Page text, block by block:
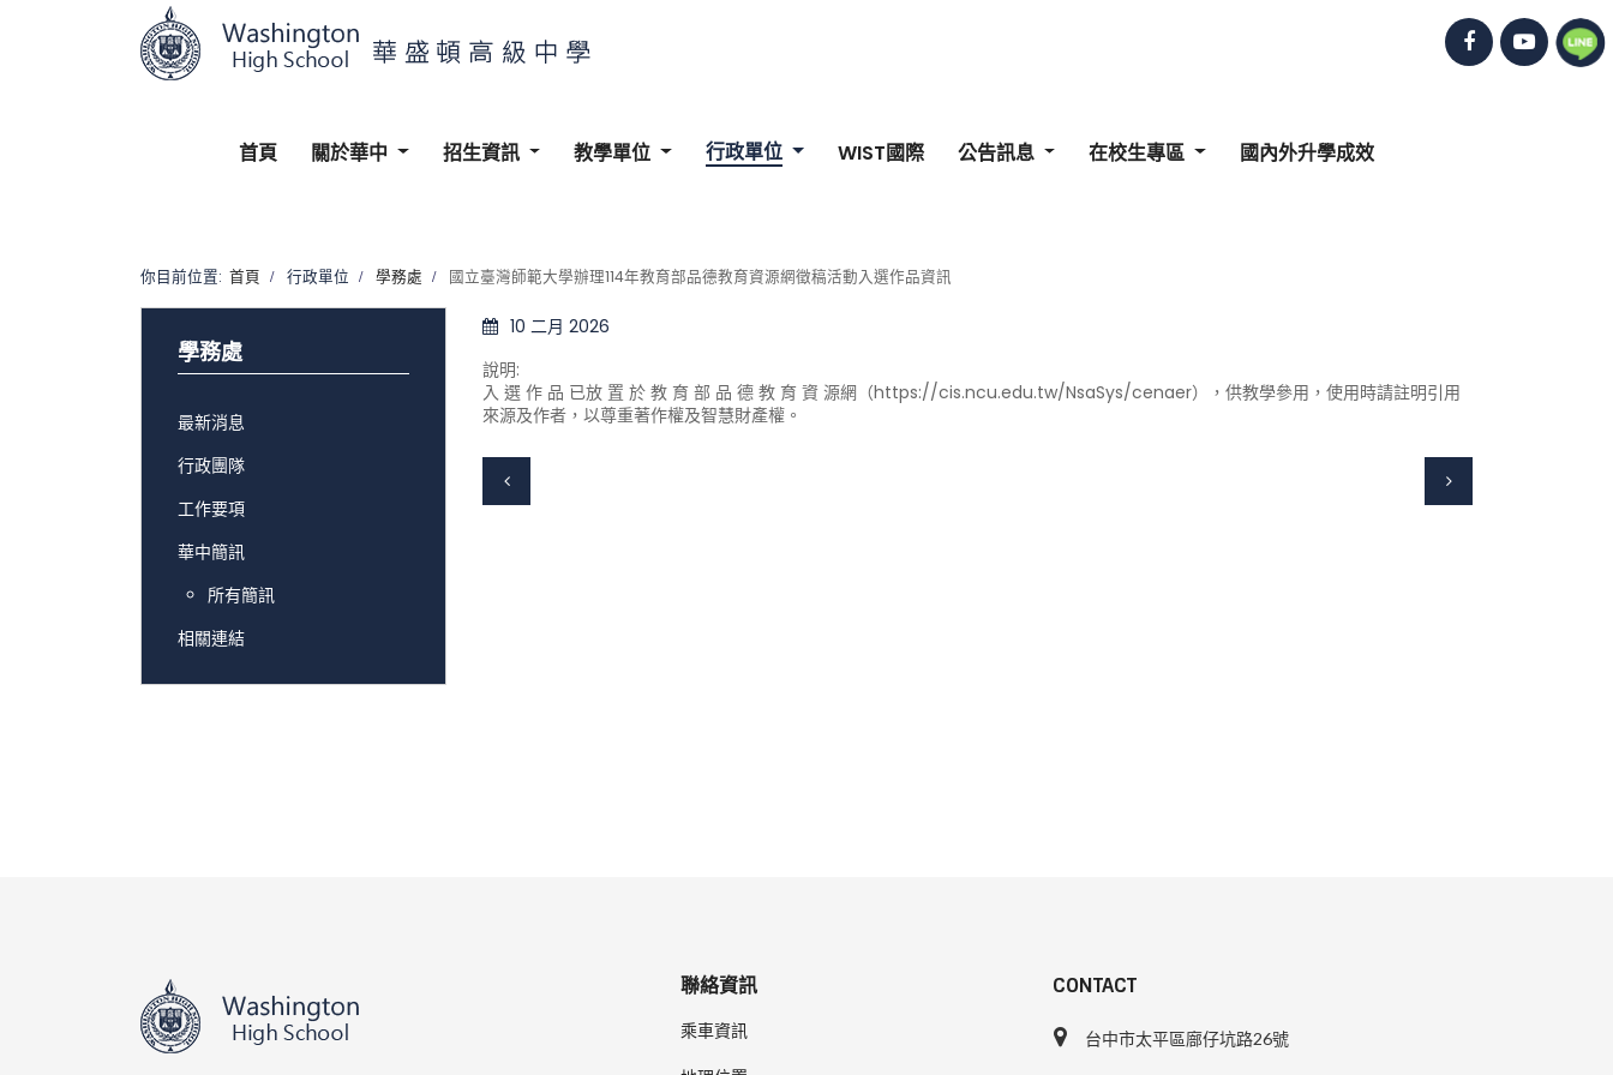
首頁 關於華中 招生資訊 教學單位 行政單位 WIST國際 公告訊息 在校生專區 國內外升學成效
你目前位置: 首頁 行政單位 學務處 國立臺灣師範大學辦理114年教育部品德教育資源網徵稿活動入選作品資訊
10 二月 2026
說明:
入 選 作 品 已放 置 於 教 育 部 品 德 教 育 資 源網（https://cis.ncu.edu.tw/NsaSys/cenaer），供教學參用，使用時請註明引用
來源及作者，以尊重著作權及智慧財產權。
學務處
最新消息
行政團隊
工作要項
華中簡訊
所有簡訊
相關連結
聯絡資訊
乘車資訊
CONTACT
台中市太平區廍仔坑路26號